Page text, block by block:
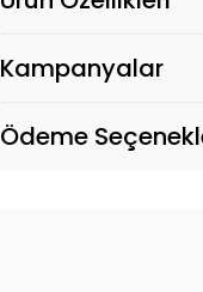
Kampanyalar
Ödeme